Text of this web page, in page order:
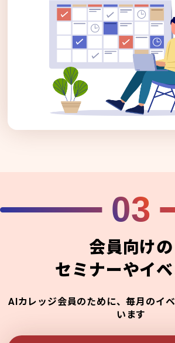
03
会員向けの
セミナーやイ
AIカレッジ会員のために、毎月のイ
います